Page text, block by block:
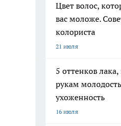
Цвет волос,
вас моложе.
колориста
21 июля
5 оттенков
рукам
ухоженность
16 июля